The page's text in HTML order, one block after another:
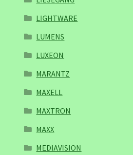
LIGHTWARE
LUMENS
LUXEON
MARANTZ
MAXELL
MAXTRON
MAXX
MEDIAVISION